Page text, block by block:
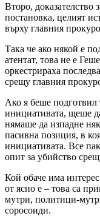
Второ, доказателство
постановка, целият
върху главния
Така че ако някой е
атентат, това не е
оркестрираха
срещу главния
Ако я беше подготвил
инициативата, щеше
нямаше да изпадне
пасивна позиция, в
инициативата. Все
опит за убийство
Кой обаче има
от ясно е – това са
мутри, политици-
соросоиди.